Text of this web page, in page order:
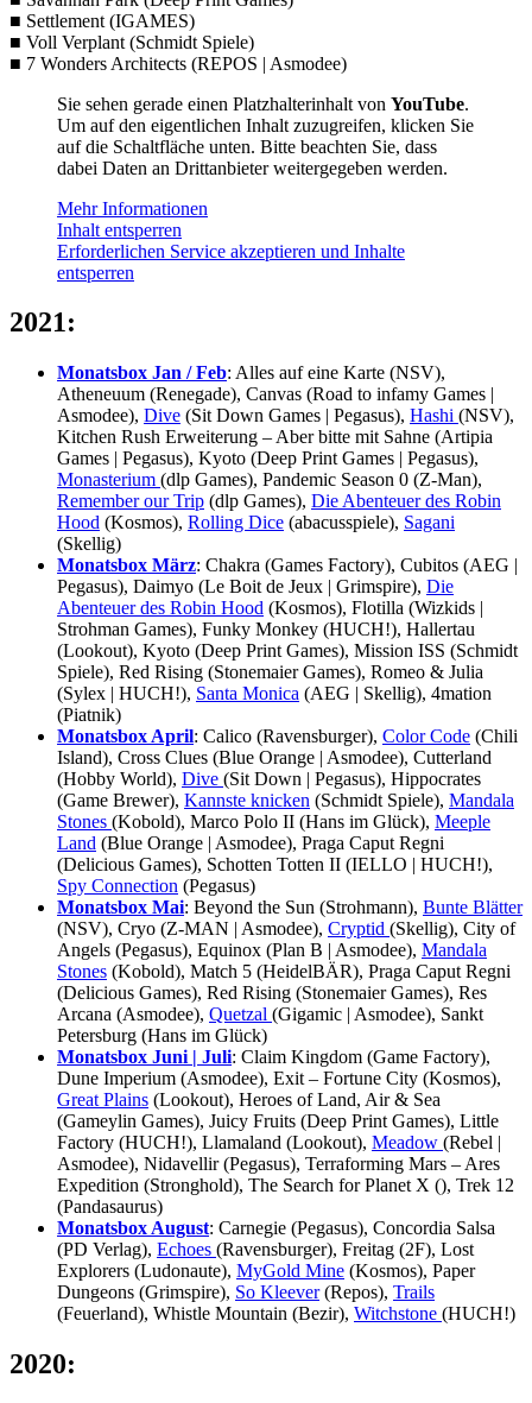
■ Settlement (IGAMES)
■ Voll Verplant (Schmidt Spiele)
■ 7 Wonders Architects (REPOS | Asmodee)
Sie sehen gerade einen Platzhalterinhalt von YouTube.
Um auf den eigentlichen Inhalt zuzugreifen, klicken Sie
auf die Schaltfläche unten. Bitte beachten Sie, dass
dabei Daten an Drittanbieter weitergegeben werden.
Mehr Informationen
Inhalt entsperren
Erforderlichen Service akzeptieren und Inhalte
entsperren
2021:
Monatsbox Jan / Feb: Alles auf eine Karte (NSV),
Atheneuum (Renegade), Canvas (Road to infamy Games |
Asmodee), Dive (Sit Down Games | Pegasus), Hashi (NSV),
Kitchen Rush Erweiterung – Aber bitte mit Sahne (Artipia
Games | Pegasus), Kyoto (Deep Print Games | Pegasus),
Monasterium (dlp Games), Pandemic Season 0 (Z-Man),
Remember our Trip (dlp Games), Die Abenteuer des Robin
Hood (Kosmos), Rolling Dice (abacusspiele), Sagani
(Skellig)
Monatsbox März: Chakra (Games Factory), Cubitos (AEG |
Pegasus), Daimyo (Le Boit de Jeux | Grimspire), Die
Abenteuer des Robin Hood (Kosmos), Flotilla (Wizkids |
Strohman Games), Funky Monkey (HUCH!), Hallertau
(Lookout), Kyoto (Deep Print Games), Mission ISS (Schmidt
Spiele), Red Rising (Stonemaier Games), Romeo & Julia
(Sylex | HUCH!), Santa Monica (AEG | Skellig), 4mation
(Piatnik)
Monatsbox April: Calico (Ravensburger), Color Code (Chili
Island), Cross Clues (Blue Orange | Asmodee), Cutterland
(Hobby World), Dive (Sit Down | Pegasus), Hippocrates
(Game Brewer), Kannste knicken (Schmidt Spiele), Mandala
Stones (Kobold), Marco Polo II (Hans im Glück), Meeple
Land (Blue Orange | Asmodee), Praga Caput Regni
(Delicious Games), Schotten Totten II (IELLO | HUCH!),
Spy Connection (Pegasus)
Monatsbox Mai: Beyond the Sun (Strohmann), Bunte Blätter
(NSV), Cryo (Z-MAN | Asmodee), Cryptid (Skellig), City of
Angels (Pegasus), Equinox (Plan B | Asmodee), Mandala
Stones (Kobold), Match 5 (HeidelBÄR), Praga Caput Regni
(Delicious Games), Red Rising (Stonemaier Games), Res
Arcana (Asmodee), Quetzal (Gigamic | Asmodee), Sankt
Petersburg (Hans im Glück)
Monatsbox Juni | Juli: Claim Kingdom (Game Factory),
Dune Imperium (Asmodee), Exit – Fortune City (Kosmos),
Great Plains (Lookout), Heroes of Land, Air & Sea
(Gameylin Games), Juicy Fruits (Deep Print Games), Little
Factory (HUCH!), Llamaland (Lookout), Meadow (Rebel |
Asmodee), Nidavellir (Pegasus), Terraforming Mars – Ares
Expedition (Stronghold), The Search for Planet X (), Trek 12
(Pandasaurus)
Monatsbox August: Carnegie (Pegasus), Concordia Salsa
(PD Verlag), Echoes (Ravensburger), Freitag (2F), Lost
Explorers (Ludonaute), MyGold Mine (Kosmos), Paper
Dungeons (Grimspire), So Kleever(Repos), Trails
(Feuerland), Whistle Mountain (Bezir), Witchstone (HUCH!)
2020: